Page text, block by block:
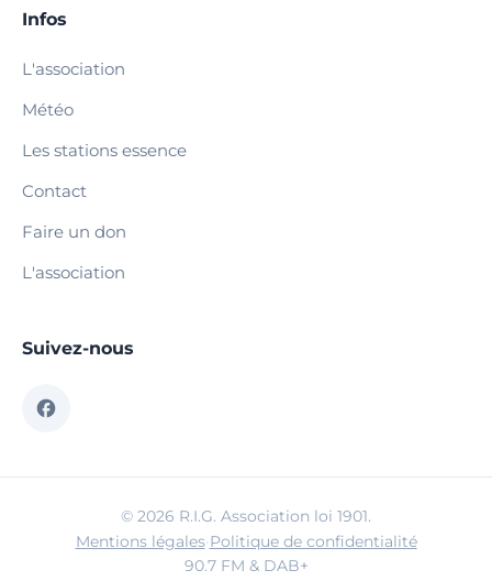
Infos
L'association
Météo
Les stations essence
Contact
Faire un don
L'association
Suivez-nous
© 2026 R.I.G. Association loi 1901.
Mentions légales·Politique de confidentialité
90.7 FM & DAB+